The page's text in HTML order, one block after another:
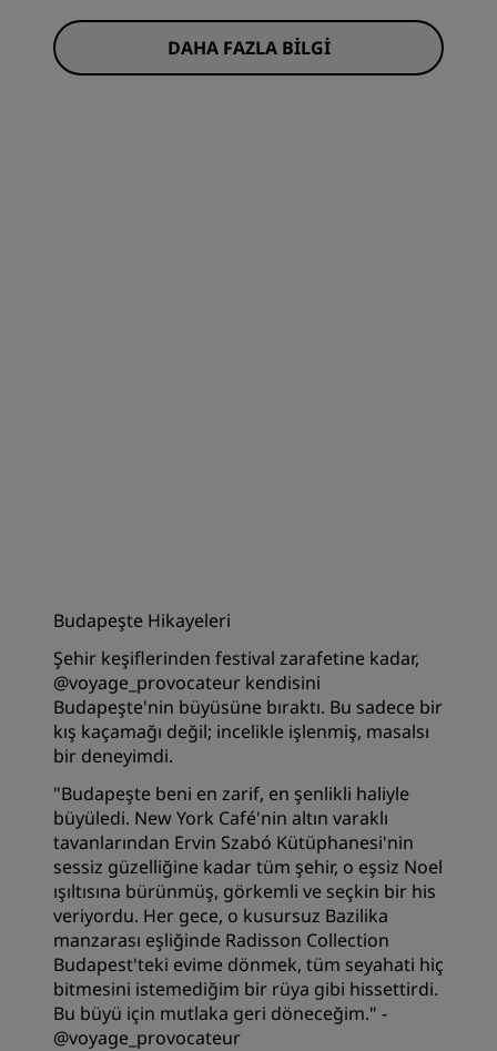
DAHA FAZLA BILGI
Budapeşte Hikayeleri
Şehir keşiflerinden festival zarafetine kadar,
@voyage_provocateur kendisini
Budapeşte'nin büyüsüne bıraktı. Bu sadece bir
kış kaçamağı değil; incelikle işlenmiş, masalsı
bir deneyimdi.
"Budapeşte beni en zarif, en şenlikli haliyle
büyüledi. New York Café'nin altın varaklı
tavanlarından Ervin Szabó Kütüphanesi'nin
sessiz güzelliğine kadar tüm şehir, o eşsiz Noel
ışıltısına bürünmüş, görkemli ve seçkin bir his
veriyordu. Her gece, o kusursuz Bazilika
manzarası eşliğinde Radisson Collection
Budapest'teki evime dönmek, tüm seyahati hiç
bitmesini istemediğim bir rüya gibi hissettirdi.
Bu büyü için mutlaka geri döneceğim." -
@voyage_provocateur